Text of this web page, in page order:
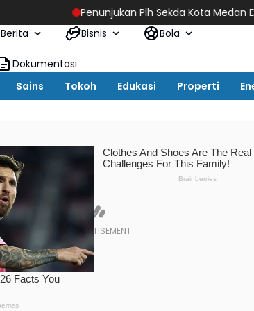
Penunjukan Plh Sekda Kota Medan Disorot, Adi
Berita Bisnis Bola
Dokumentasi
Sains Tokoh Edukasi Properti